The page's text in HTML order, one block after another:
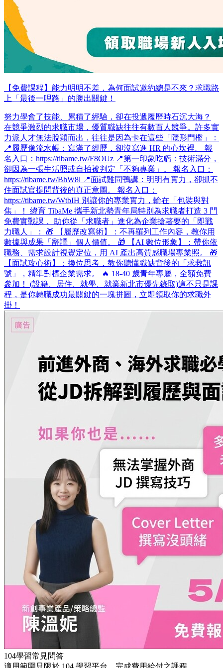
【免費課程】能力明明不差，為何面試邀約總是不來？求職路
上「最後一哩路」的勝出關鍵！
努力學會了技能、累積了經驗，卻在投遞履歷時石沉大海？
在競爭激烈的求職市場，優質職缺往往有數百人競爭。許多實
力派人才無法脫穎而出，往往是因為卡在這些「隱形門檻」：
📍履歷像流水帳：寫滿了經歷，卻沒寫進 HR 的心坎裡。 報
名入口：https://tibame.tw/F8OUz 📍第一印象吃虧：技術滿分，
卻因為一張生活照或自拍被判定「不夠專業」。 報名入口：
https://tibame.tw/BhW8l 📍面試雞同鴨講：明明有實力，卻抓不
住面試官提問背後的真正意圖。 報名入口：
https://tibame.tw/WtbIH 別讓你的專業實力，輸在「包裝與對
焦」！ 緯育 TibaMe 攜手新北勢青年局特別為求職者打造 3 門
免費實戰課， 助你從「求職者」進化為企業搶著要的「即戰
力職人」： 🎁 【履歷改寫術】：不再羅列工作內容，教你用
數據與成果「翻譯」個人價值。 🎁 【AI 數位形象】：帶你依
職務、需求設計視覺定位，用 AI 產出高質感職場專業照。 🎁
【面試攻心術】：換位思考，教你聽懂職缺背後的「求救訊
號」，精準對標企業需求。 🔥 18-40 歲青年專屬，全額免費
參加！ (設籍、居住、就學、就業新北市優先錄取)​ 這不只是課
程，是你轉職成功最關鍵的一塊拼圖，立即領取你的求職外
掛！
104學習常見問答
適用範圍只限於 104 學習平台，完成費用給付之課程